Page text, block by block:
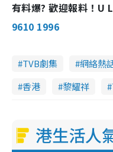
有料爆? 歡迎報料！
9610 1996
TVB劇集 網絡熱
香港
黎耀祥
港生活人